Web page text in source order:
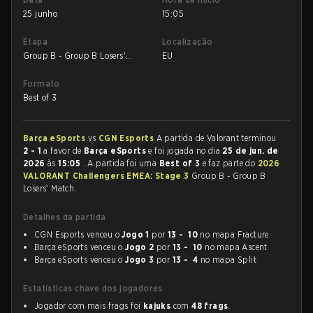
25 junho
15:05
Etapa
Group B - Group B Losers'
Localização
EU
Formato
Best of 3
Barça eSports vs CGN Esports A partida de Valorant terminou
2 - 1 a favor de Barça eSportse foi jogada no dia 25 de jun. de
2026 às15:05 . A partida foi uma Best of 3 e faz parte do 2026
VALORANT Challengers EMEA: Stage 3 Group B - Group B
Losers' Match.
Detalhes da partida
CGN Esports venceu oJogo 1 por 13 - 10 no mapa Fracture
Barça eSports venceu oJogo 2 por 13 - 10 no mapa Ascent
Barça eSports venceu oJogo 3 por 13 - 4 no mapa Split
Estatísticas chave dos jogadores
Jogador com mais frags foi kajuks com48 frags.